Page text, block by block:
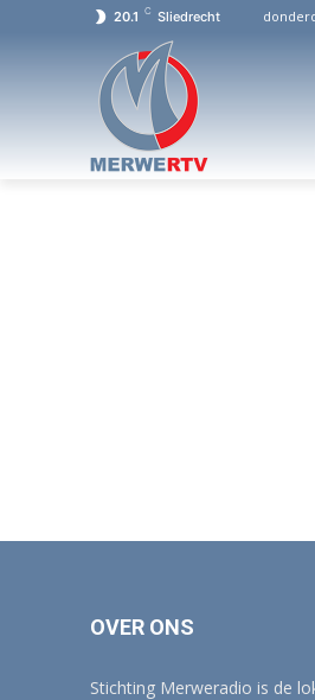
20.1 C Sliedrecht
OVER ONS
Stichting Merweradio is de